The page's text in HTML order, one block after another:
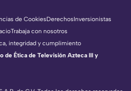
de CookiesDerechosInversionistas
Trabaja con nosotros
integridad y cumplimiento
de Ética de Televisión Azteca III y